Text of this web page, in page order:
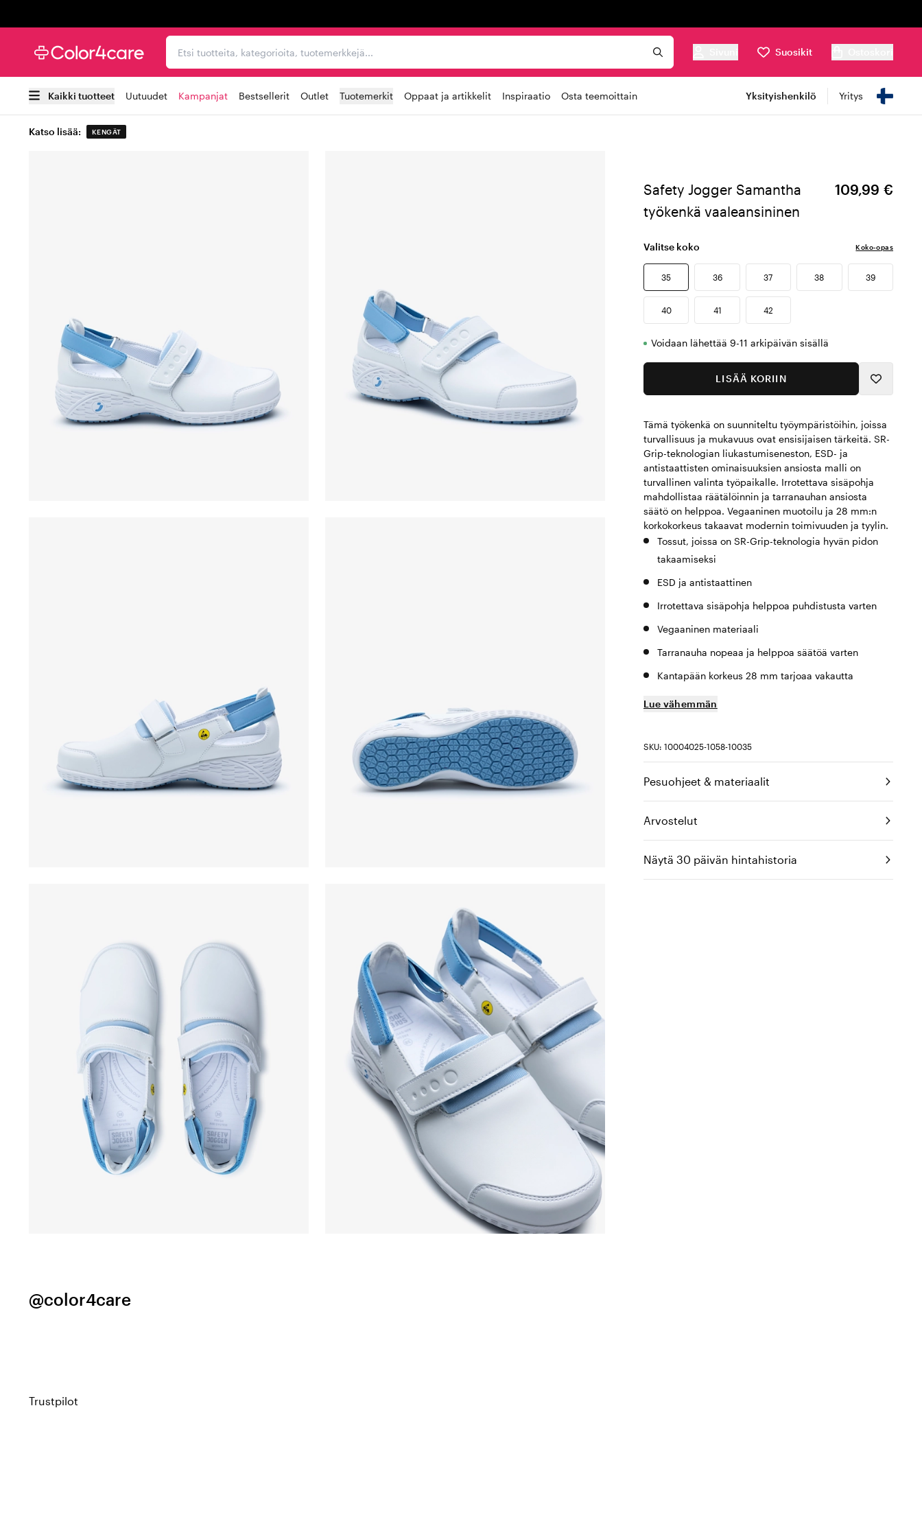
Etsi tuotteita, kategorioita, tuotemerkkejä...
Suosikit
Kaikki tuotteet Uutuudet Kampanjat Bestsellerit Outlet Tuotemerkit Oppaat ja artikkelit Inspiraatio Osta teemoittain Yksityishenkilö Yritys
Katso lisää: KENGÄT
Safety Jogger Samantha
työkenkä vaaleansininen
109,99 €
Valitse koko Koko-opas
35 36 37 38 39
40 41 42
Voidaan lähettää 9-11 arkipäivän sisällä
LISÄÄ KORIIN
Tämä työkenkä on suunniteltu työympäristöihin, joissa
turvallisuus ja mukavuus ovat ensisijaisen tärkeitä. SR-
Grip-teknologian liukastumiseneston, ESD- ja
antistaattisten ominaisuuksien ansiosta malli on
turvallinen valinta työpaikalle. Irrotettava sisäpohja
mahdollistaa räätälöinnin ja tarranauhan ansiosta
säätö on helppoa. Vegaaninen muotoilu ja 28 mm:n
korkokorkeus takaavat modernin toimivuuden ja tyylin.
Tossut, joissa on SR-Grip-teknologia hyvän pidon
takaamiseksi
ESD ja antistaattinen
Irrotettava sisäpohja helppoa puhdistusta varten
Vegaaninen materiaali
Tarranauha nopeaa ja helppoa säätöä varten
Kantapään korkeus 28 mm tarjoaa vakautta
Lue vähemmän
SKU: 10004025-1058-10035
Pesuohjeet & materiaalit
Arvostelut
Näytä 30 päivän hintahistoria
@color4care
Trustpilot